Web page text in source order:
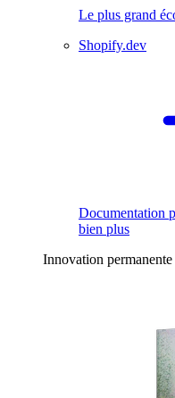
Le plus grand
Shopify.dev
Documentation
bien plus
Innovation permanente